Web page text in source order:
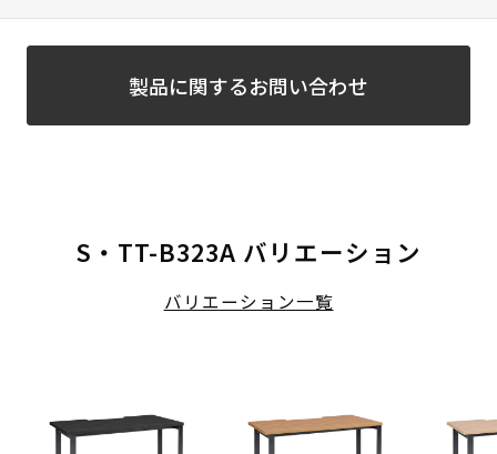
製品に関するお問い合わせ
S・TT-B323A バリエーション
バリエーション一覧